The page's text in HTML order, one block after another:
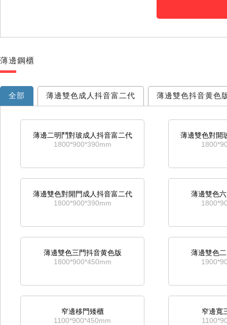
三抽卡箱
1015*460*600mm
二
二鬥資料櫃
716*400*600mm
通玻移門
寬通玻移門成人抖音富二代
1800*1180*390mm
寬中六鬥移
通鐵移門成人抖音富二代
1800*900*390mm
移
薄邊鋼櫃
全部 薄邊雙色成人抖音富二代 薄邊雙色抖音黄色
薄邊二明鬥對玻成人抖音富二代
1800*900*390mm
薄邊雙色對開
薄邊雙色對開門成人抖音富二代
1800*900*390mm
薄邊雙色
薄邊雙色三門抖音黄色版
1800*900*450mm
薄邊雙色
窄邊移門矮櫃
1100*900*450mm
窄邊寬